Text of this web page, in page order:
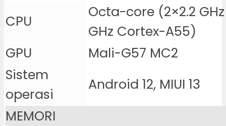
CPU
Octa-core (2×2.2
GHz Cortex-A55)
GPU
Mali-G57 MC2
Sistem
operasi
Android 12, MIUI 13
MEMORI